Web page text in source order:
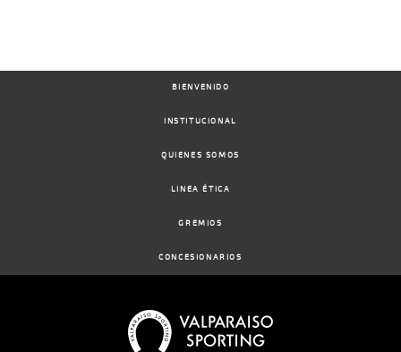
BIENVENIDO
INSTITUCIONAL
QUIENES SOMOS
LINEA ÉTICA
GREMIOS
CONCESIONARIOS